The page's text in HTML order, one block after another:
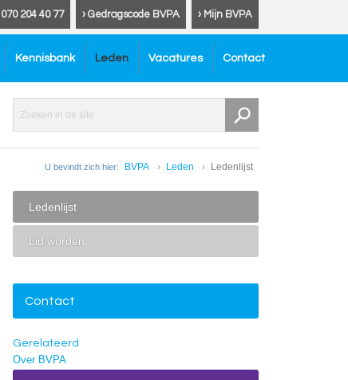
› Mijn BVPA
› Gedragscode BVPA
204 40 77
Kennisbank Leden Vacatures Contact
U bevindt zich hier: BVPA Leden Ledenlijst
Ledenlijst
Lid worden
Contact
Gerelateerd
Over BVPA